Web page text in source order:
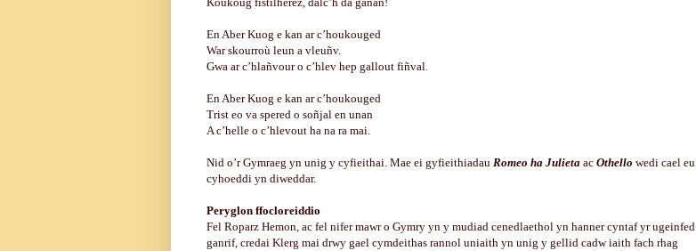
En Aber Kuog e kan ar c’houkouged
War skourroù leun a vleuñv.
Gwa ar c’hlañvour o c’hlev hep gallout fiñval.
En Aber Kuog e kan ar c’houkouged
Trist eo va spered o soñjal en unan
A c’helle o c’hlevout ha na ra mai.
Nid o’r Gymraeg yn unig y cyfieithai. Mae ei gyfieithiadau Romeo ha Julieta ac Othello wedi cael eu
cyhoeddi yn diweddar.
Peryglon ffocloreiddio
Fel Roparz Hemon, ac fel nifer mawr o Gymry yn y mudiad cenedlaethol yn hanner cyntaf yr ugeinfed
ganrif, credai Klerg mai drwy gael cymdeithas rannol uniaith yn unig y gellid cadw iaith fach rhag